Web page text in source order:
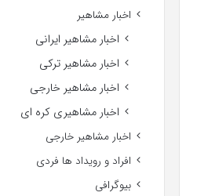
اخبار مشاهیر
اخبار مشاهیر ایرانی
اخبار مشاهیر ترکی
اخبار مشاهیر خارجی
اخبار مشاهیری کره ای
اخبار مشاهیر خارجی
افراد و رویداد ها فردی
بیوگرافی